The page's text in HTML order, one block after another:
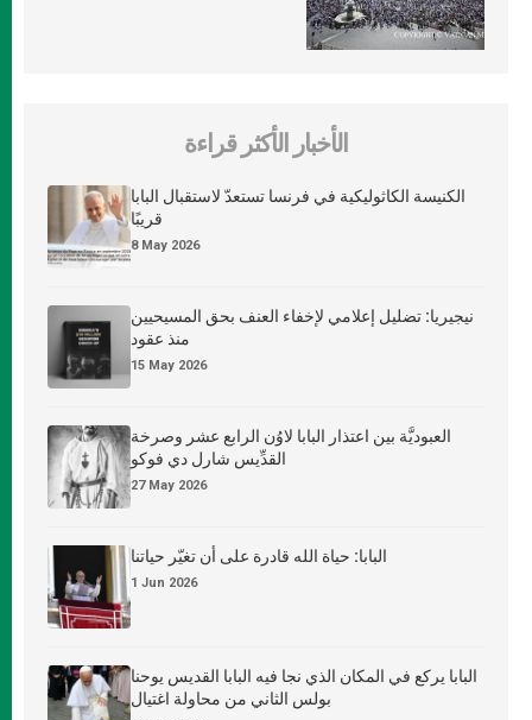
الأخبار الأكثر قراءة
الكنيسة الكاثوليكية في فرنسا تستعدّ لاستقبال البابا
قريبًا
8 May 2026
نيجيريا: تضليل إعلامي لإخفاء العنف بحق المسيحيين
منذ عقود
15 May 2026
العبوديَّة بين اعتذار البابا لاوُن الرابع عشر وصرخة
القدِّيس شارل دي فوكو
27 May 2026
البابا: حياة الله قادرة على أن تغيّر حياتنا
1 Jun 2026
البابا يركع في المكان الذي نجا فيه البابا القديس يوحنا
بولس الثاني من محاولة اغتيال